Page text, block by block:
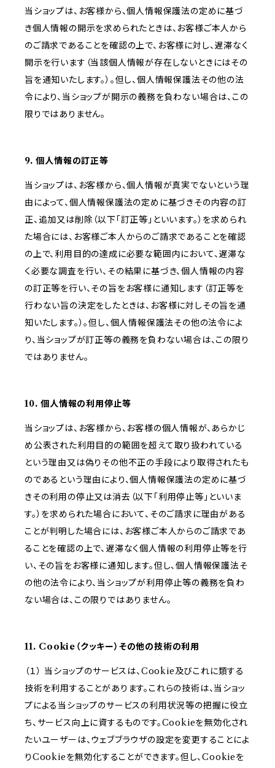
当ショップは、お客様から、個人情報保護法の定めに基づ
き個人情報の開示を求められたときは、お客様ご本人から
のご請求であることを確認の上で、お客様に対し、遅滞なく
開示を行います（当該個人情報が存在しないときにはその
旨を通知いたします。）。但し、個人情報保護法その他の法
令により、当ショップが開示の義務を負わない場合は、この
限りではありません。
9. 個人情報の訂正等
当ショップは、お客様から、個人情報が真実でないという理
由によって、個人情報保護法の定めに基づきその内容の訂
正、追加又は削除（以下「訂正等」といいます。）を求められ
た場合には、お客様ご本人からのご請求であることを確認
の上で、利用目的の達成に必要な範囲内において、遅滞な
く必要な調査を行い、その結果に基づき、個人情報の内容
の訂正等を行い、その旨をお客様に通知します（訂正等を
行わない旨の決定をしたときは、お客様に対しその旨を通
知いたします。）。但し、個人情報保護法その他の法令によ
り、当ショップが訂正等の義務を負わない場合は、この限り
ではありません。
10. 個人情報の利用停止等
当ショップは、お客様から、お客様の個人情報が、あらかじ
め公表された利用目的の範囲を超えて取り扱われている
という理由又は偽りその他不正の手段により取得されたも
のであるという理由により、個人情報保護法の定めに基づ
きその利用の停止又は消去（以下「利用停止等」といいま
す。）を求められた場合において、そのご請求に理由がある
ことが判明した場合には、お客様ご本人からのご請求であ
ることを確認の上で、遅滞なく個人情報の利用停止等を行
い、その旨をお客様に通知します。但し、個人情報保護法そ
の他の法令により、当ショップが利用停止等の義務を負わ
ない場合は、この限りではありません。
11. Cookie（クッキー）その他の技術の利用
（１） 当ショップのサービスは、Cookie及びこれに類する
技術を利用することがあります。これらの技術は、当ショッ
プによる当ショップのサービスの利用状況等の把握に役立
ち、サービス向上に資するものです。Cookieを無効化され
たいユーザーは、ウェブブラウザの設定を変更することによ
りCookieを無効化することができます。但し、Cookieを